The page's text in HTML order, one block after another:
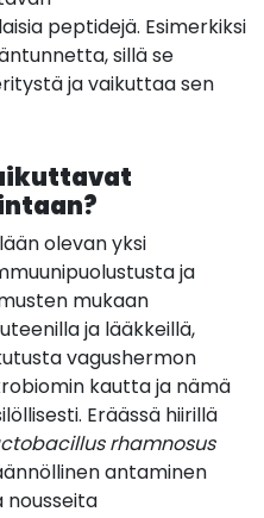
peptidejä. Esimerkiksi
sillä se
ja vaikuttaa sen
olevan yksi
ja
mukaan
ja lääkkeillä,
vagushermon
kautta ja nämä
Eräässä hiirillä
rhamnosus
antaminen
nousseita